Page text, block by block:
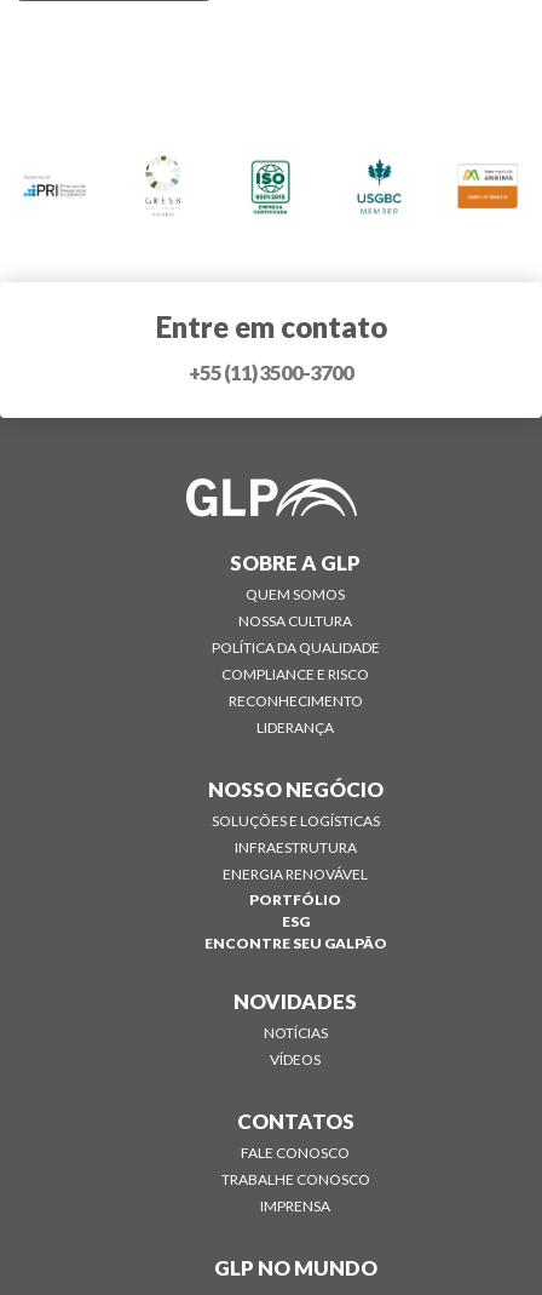
Entre em contato
+55 (11) 3500-3700
SOBRE A GLP
QUEM SOMOS
NOSSA CULTURA
POLÍTICA DA QUALIDADE
COMPLIANCE E RISCO
RECONHECIMENTO
LIDERANÇA
NOSSO NEGÓCIO
SOLUÇÕES E LOGÍSTICAS
INFRAESTRUTURA
ENERGIA RENOVÁVEL
PORTFÓLIO
ESG
ENCONTRE SEU GALPÃO
NOVIDADES
NOTÍCIAS
VÍDEOS
CONTATOS
FALE CONOSCO
TRABALHE CONOSCO
IMPRENSA
GLP NO MUNDO